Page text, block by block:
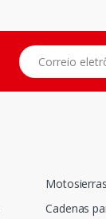
Correio
Cadenas